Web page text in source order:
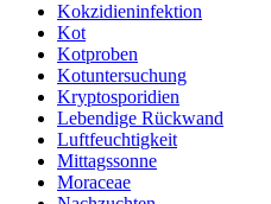
Kokzidieninfektion
Kot
Kotproben
Kotuntersuchung
Kryptosporidien
Lebendige Rückwand
Luftfeuchtigkeit
Mittagssonne
Moraceae